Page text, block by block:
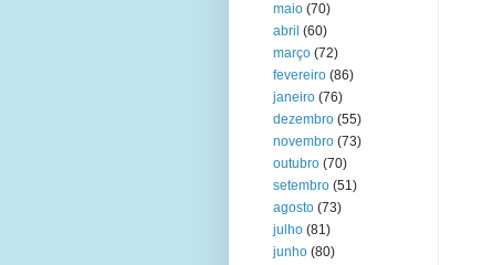
maio (70)
abril (60)
março (72)
fevereiro (86)
janeiro (76)
dezembro (55)
novembro (73)
outubro (70)
setembro (51)
agosto (73)
julho (81)
junho (80)